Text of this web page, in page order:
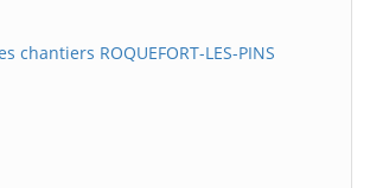
chantiers ROQUEFORT-LES-PINS